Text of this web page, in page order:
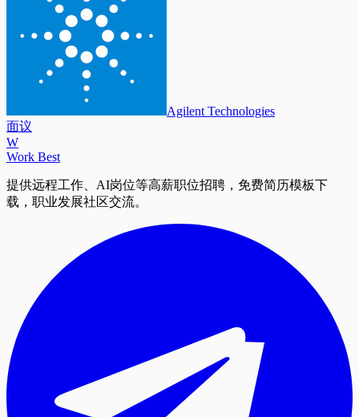
Agilent Technologies
面议
W
Work Best
提供远程工作、AI岗位等高薪职位招聘，免费简历模板下
载，职业发展社区交流。